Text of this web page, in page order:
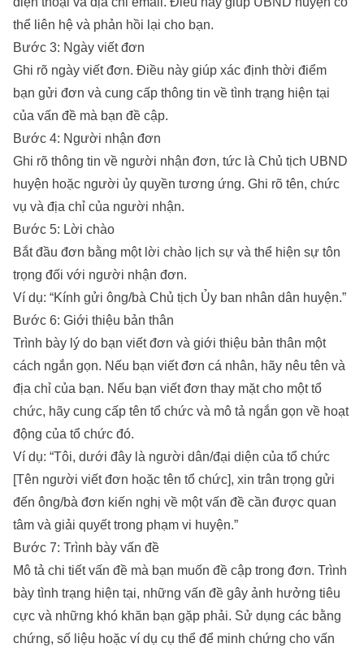
thể liên hệ và phản hồi lại cho bạn.
Bước 3: Ngày viết đơn
Ghi rõ ngày viết đơn. Điều này giúp xác định thời điểm
bạn gửi đơn và cung cấp thông tin về tình trạng hiện tại
của vấn đề mà bạn đề cập.
Bước 4: Người nhận đơn
Ghi rõ thông tin về người nhận đơn, tức là Chủ tịch UBND
huyện hoặc người ủy quyền tương ứng. Ghi rõ tên, chức
vụ và địa chỉ của người nhận.
Bước 5: Lời chào
Bắt đầu đơn bằng một lời chào lịch sự và thể hiện sự tôn
trọng đối với người nhận đơn.
Ví dụ: “Kính gửi ông/bà Chủ tịch Ủy ban nhân dân huyện.”
Bước 6: Giới thiệu bản thân
Trình bày lý do bạn viết đơn và giới thiệu bản thân một
cách ngắn gọn. Nếu bạn viết đơn cá nhân, hãy nêu tên và
địa chỉ của bạn. Nếu bạn viết đơn thay mặt cho một tổ
chức, hãy cung cấp tên tổ chức và mô tả ngắn gọn về hoạt
động của tổ chức đó.
Ví dụ: “Tôi, dưới đây là người dân/đại diện của tổ chức
[Tên người viết đơn hoặc tên tổ chức], xin trân trọng gửi
đến ông/bà đơn kiến nghị về một vấn đề cần được quan
tâm và giải quyết trong phạm vi huyện.”
Bước 7: Trình bày vấn đề
Mô tả chi tiết vấn đề mà bạn muốn đề cập trong đơn. Trình
bày tình trạng hiện tại, những vấn đề gây ảnh hưởng tiêu
cực và những khó khăn bạn gặp phải. Sử dụng các bằng
chứng, số liệu hoặc ví dụ cụ thể để minh chứng cho vấn